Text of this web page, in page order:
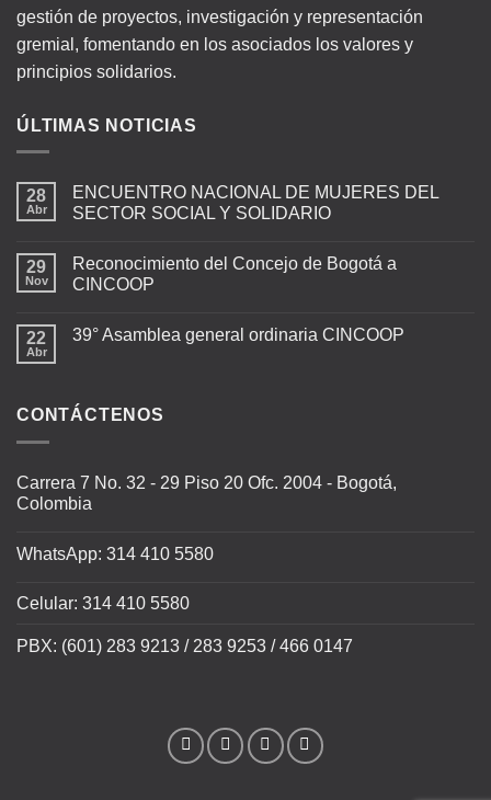
gestión de proyectos, investigación y representación
gremial, fomentando en los asociados los valores y
principios solidarios.
ÚLTIMAS NOTICIAS
28
Abr
ENCUENTRO NACIONAL DE MUJERES DEL
SECTOR SOCIAL Y SOLIDARIO
29
Nov
Reconocimiento del Concejo de Bogotá a
CINCOOP
22
Abr
39° Asamblea general ordinaria CINCOOP
CONTÁCTENOS
Carrera 7 No. 32 - 29 Piso 20 Ofc. 2004 - Bogotá,
Colombia
WhatsApp: 314 410 5580
Celular: 314 410 5580
PBX: (601) 283 9213 / 283 9253 / 466 0147